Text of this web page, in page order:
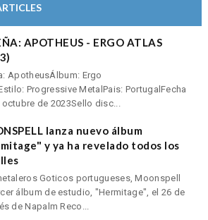
APOTHEUS - ERGO ATLAS
ApotheusÁlbum: Ergo
Progressive MetalPais: PortugalFecha
de 2023Sello disc...
lanza nuevo álbum
y ya ha revelado todos los
Goticos portugueses, Moonspell
álbum de estudio, "Hermitage", el 26 de
de Napalm Reco...